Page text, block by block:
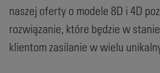
naszej oferty o modele 8D i 4D
rozwiązanie, które będzie w
klientom zasilanie w wielu